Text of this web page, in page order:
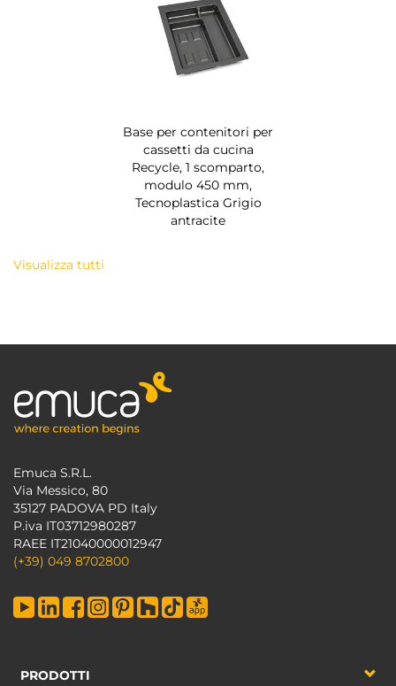
Base per contenitori per
cassetti da cucina
Recycle, 1 scomparto,
modulo 450 mm,
Tecnoplastica Grigio
antracite
Visualizza tutti
Emuca S.R.L.
Via Messico, 80
35127 PADOVA PD Italy
P.iva IT03712980287
RAEE IT21040000012947
(+39) 049 8702800
PRODOTTI